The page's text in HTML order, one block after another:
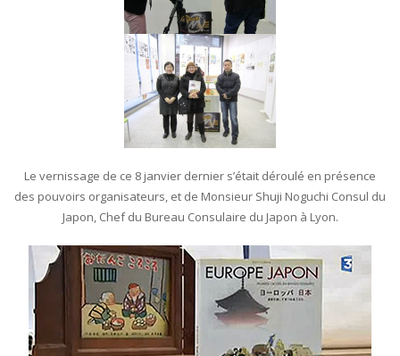
Le vernissage de ce 8 janvier dernier s’était déroulé en présence
des pouvoirs organisateurs, et de Monsieur Shuji Noguchi Consul du
Japon, Chef du Bureau Consulaire du Japon à Lyon.